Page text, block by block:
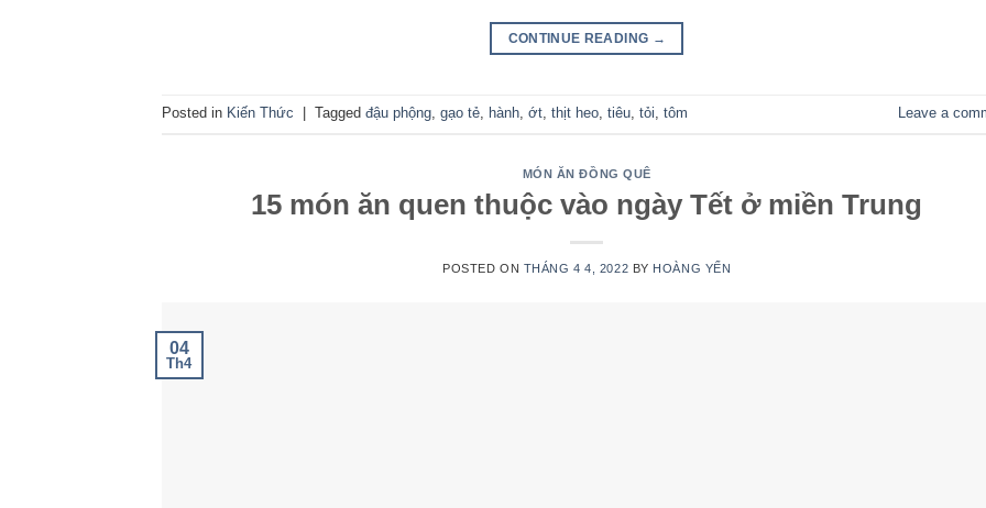
CONTINUE READING →
Posted in Kiến Thức Tagged đậu phộng, gạo tẻ, hành, ớt, thịt heo, tiêu, tỏi, tôm Leave a
MÓN ĂN ĐỒNG QUÊ
15 món ăn quen thuộc vào ngày Tết ở miền Trung
POSTED ON THÁNG 4 4, 2022 BY HOÀNG YẾN
04
Th4